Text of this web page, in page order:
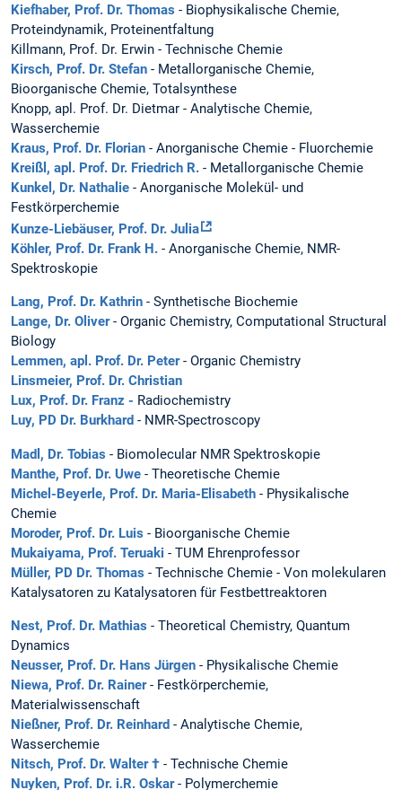
Kiefhaber, Prof. Dr. Thomas - Biophysikalische Chemie,
Proteindynamik, Proteinentfaltung
Killmann, Prof. Dr. Erwin - Technische Chemie
Kirsch, Prof. Dr. Stefan - Metallorganische Chemie,
Bioorganische Chemie, Totalsynthese
Knopp, apl. Prof. Dr. Dietmar - Analytische Chemie,
Wasserchemie
Kraus, Prof. Dr. Florian - Anorganische Chemie - Fluorchemie
Kreißl, apl. Prof. Dr. Friedrich R. - Metallorganische Chemie
Kunkel, Dr. Nathalie - Anorganische Molekül- und
Festkörperchemie
Kunze-Liebäuser, Prof. Dr. Julia
Köhler, Prof. Dr. Frank H. - Anorganische Chemie, NMR-
Spektroskopie
Lang, Prof. Dr. Kathrin - Synthetische Biochemie
Lange, Dr. Oliver- Organic Chemistry, Computational Structural
Biology
Lemmen, apl. Prof. Dr. Peter- Organic Chemistry
Linsmeier, Prof. Dr. Christian
Lux, Prof. Dr. Franz - Radiochemistry
Luy, PD Dr. Burkhard - NMR-Spectroscopy
Madl, Dr. Tobias - Biomolecular NMR Spektroskopie
Manthe, Prof. Dr. Uwe - Theoretische Chemie
Michel-Beyerle, Prof. Dr. Maria-Elisabeth - Physikalische
Chemie
Moroder, Prof. Dr. Luis - Bioorganische Chemie
Mukaiyama, Prof. Teruaki - TUM Ehrenprofessor
Müller, PD Dr. Thomas - Technische Chemie - Von molekularen
Katalysatoren zu Katalysatoren für Festbettreaktoren
Nest, Prof. Dr. Mathias - Theoretical Chemistry, Quantum
Dynamics
Neusser, Prof. Dr. Hans Jürgen - Physikalische Chemie
Niewa, Prof. Dr. Rainer- Festkörperchemie,
Materialwissenschaft
Nießner, Prof. Dr. Reinhard - Analytische Chemie,
Wasserchemie
Nitsch, Prof. Dr. Walter † - Technische Chemie
Nuyken, Prof. Dr. i.R. Oskar- Polymerchemie